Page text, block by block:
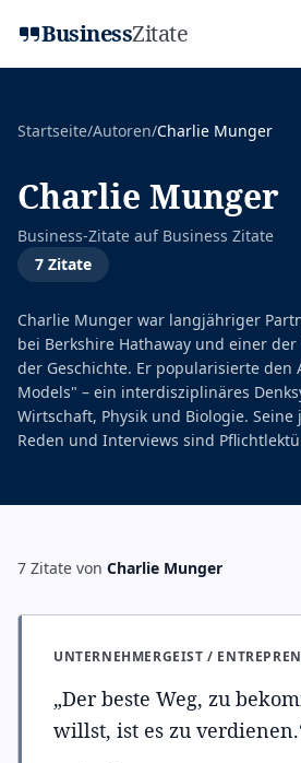
BusinessZitate
Startseite/Autoren/Charlie Munger
Charlie Munger
Business-Zitate auf Business Zitate
7 Zitate
Charlie Munger war langjähriger
bei Berkshire Hathaway und einer
der Geschichte. Er popularisierte den
Models" – ein interdisziplinäres
Wirtschaft, Physik und Biologie.
Reden und Interviews sind
7 Zitate von Charlie Munger
UNTERNEHMERGEIST /
„Der beste Weg, zu
willst, ist es zu verdienen.